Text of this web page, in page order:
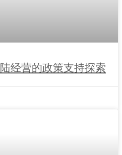
经营的政策支持探索